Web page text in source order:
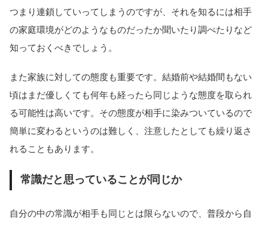
つまり連鎖していってしまうのですが、それを知るには相手
の家庭環境がどのようなものだったか聞いたり調べたりなど
知っておくべきでしょう。
また家族に対しての態度も重要です。結婚前や結婚間もない
頃はまだ優しくても何年も経ったら同じような態度を取られ
る可能性は高いです。その態度が相手に染みついているので
簡単に変わるというのは難しく、注意したとしても繰り返さ
れることもあります。
常識だと思っていることが同じか
自分の中の常識が相手も同じとは限らないので、普段から自